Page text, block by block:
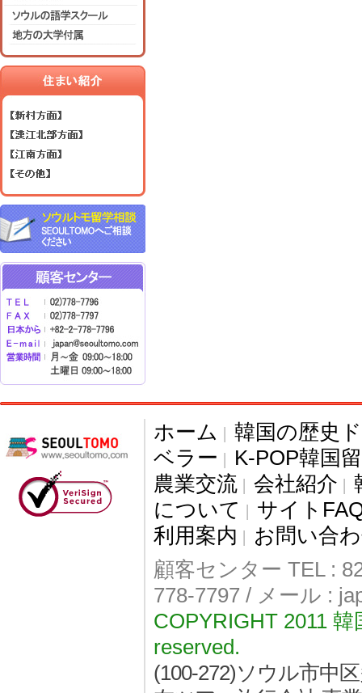
ホーム | 韓国の歴史
ベラー | K-POP韓国
農業交流 | 会社紹介 |
について | サイト
利用案内 | お問い合
顧客センター TEL :
778-7797 / メール :
COPYRIGHT 2011
reserved.
(100-272)ソウル市中